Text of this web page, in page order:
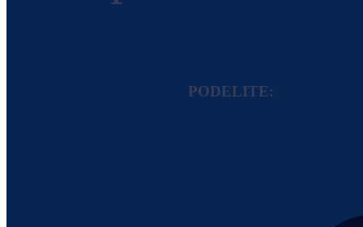
PODELITE: